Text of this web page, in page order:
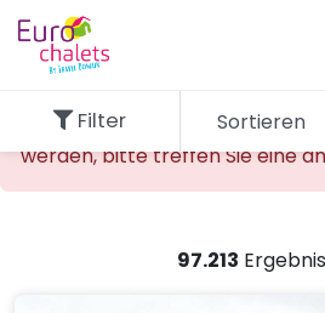
Die gewünschte Unterkunft
werden, bitte treffen Sie eine
97.213
Filter Sortieren